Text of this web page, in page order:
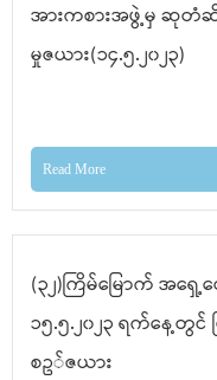
အားကစားအဖွဲ့မှ ဆုတံ
မှုဇယား(၁၄.၅.၂၀၂၃)
Read More
(၃၂)ကြိမ်မြောက် အရှေ့
၁၅.၅.၂၀၂၃ ရက်နေ့တွင်
စဥ်ဇယား